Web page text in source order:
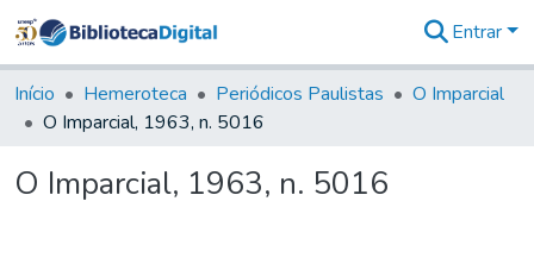
&
Coleções
Tudo na
Digital
Entrar
Início Hemeroteca Periódicos Paulistas
O Imparcial
O Imparcial, 1963, n. 5016
O Imparcial, 1963, n. 5016